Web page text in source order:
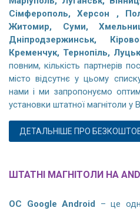
Сімферополь, Херсон ,
Житомир, Суми,
Дніпродзержинськ,
Кременчук, Тернопіль, Луцьк
повним, кількість партнерів
місто відсутнє у цьому
нами і ми запропонуємо
установки штатної магнітоли у
ДЕТАЛЬНІШЕ ПРО
ШТАТНІ МАГНІТОЛИ НА
ОС Google Android – це